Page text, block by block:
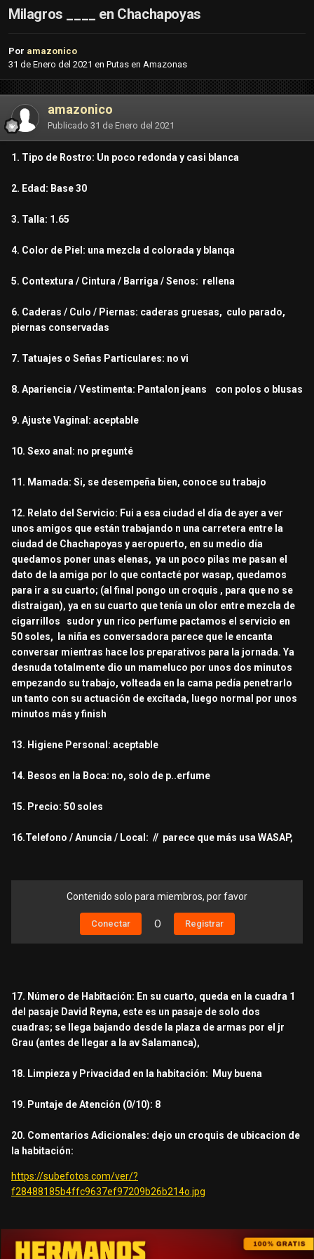
Milagros ____ en Chachapoyas
Por amazonico
31 de Enero del 2021 en Putas en Amazonas
amazonico
Publicado 31 de Enero del 2021
1. Tipo de Rostro: Un poco redonda y casi blanca
2. Edad: Base 30
3. Talla: 1.65
4. Color de Piel: una mezcla d colorada y blanqa
5. Contextura / Cintura / Barriga / Senos: rellena
6. Caderas / Culo / Piernas: caderas gruesas, culo parado,
piernas conservadas
7. Tatuajes o Señas Particulares: no vi
8. Apariencia / Vestimenta: Pantalon jeans con polos o blusas
9. Ajuste Vaginal: aceptable
10. Sexo anal: no pregunté
11. Mamada: Si, se desempeña bien, conoce su trabajo
12. Relato del Servicio: Fui a esa ciudad el día de ayer a ver
unos amigos que están trabajando n una carretera entre la
ciudad de Chachapoyas y aeropuerto, en su medio día
quedamos poner unas elenas, ya un poco pilas me pasan el
dato de la amiga por lo que contacté por wasap, quedamos
para ir a su cuarto; (al final pongo un croquis , para que no se
distraigan), ya en su cuarto que tenía un olor entre mezcla de
cigarrillos sudor y un rico perfume pactamos el servicio en
50 soles, la niña es conversadora parece que le encanta
conversar mientras hace los preparativos para la jornada. Ya
desnuda totalmente dio un mameluco por unos dos minutos
empezando su trabajo, volteada en la cama pedía penetrarlo
un tanto con su actuación de excitada, luego normal por unos
minutos más y finish
13. Higiene Personal: aceptable
14. Besos en la Boca: no, solo de p..erfume
15. Precio: 50 soles
16.Telefono / Anuncia / Local: // parece que más usa WASAP,
Contenido solo para miembros, por favor
Conectar O Registrar
17. Número de Habitación: En su cuarto, queda en la cuadra 1
del pasaje David Reyna, este es un pasaje de solo dos
cuadras; se llega bajando desde la plaza de armas por el jr
Grau (antes de llegar a la av Salamanca),
18. Limpieza y Privacidad en la habitación: Muy buena
19. Puntaje de Atención (0/10): 8
20. Comentarios Adicionales: dejo un croquis de ubicacion de
la habitación:
https://subefotos.com/ver/?
f28488185b4ffc9637ef97209b26b214o.jpg